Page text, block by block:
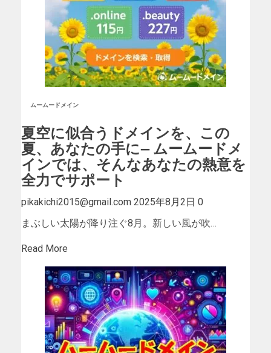
ムームードメイン
夏空に似合うドメインを、この
夏、あなたの手に— ムームードメ
インでは、そんなあなたの熱意を
全力でサポート
pikakichi2015@gmail.com 2025年8月2日 0
まぶしい太陽が降り注ぐ8月。新しい風が吹…
Read More